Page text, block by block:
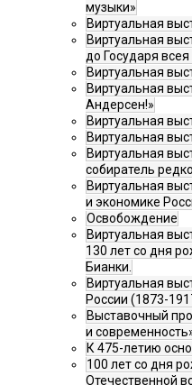
музыки»
Виртуальная
Виртуальная
до Государя всея
Виртуальная
Виртуальная
Андерсен!»
Виртуальная
Виртуальная
Виртуальная
собиратель
Виртуальная
и экономике
Освобождение
Виртуальная
130 лет со дня
Бианки.
Виртуальная
России (1873-
Выставочный
и
К 475-летию
100 лет со дня
Отечественной